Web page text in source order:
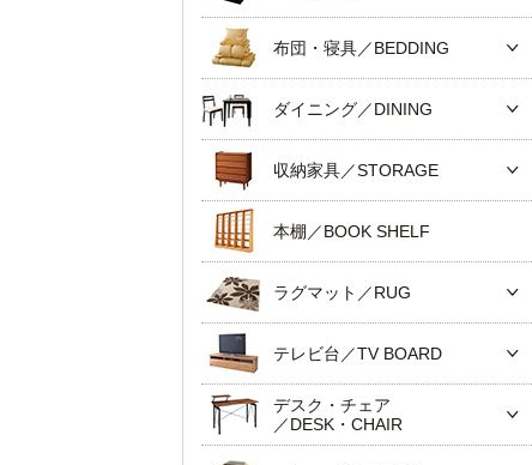
布団・寝具／BEDDING
ダイニング／DINING
収納家具／STORAGE
本棚／BOOK SHELF
ラグマット／RUG
テレビ台／TV BOARD
デスク・チェア
／DESK・CHAIR